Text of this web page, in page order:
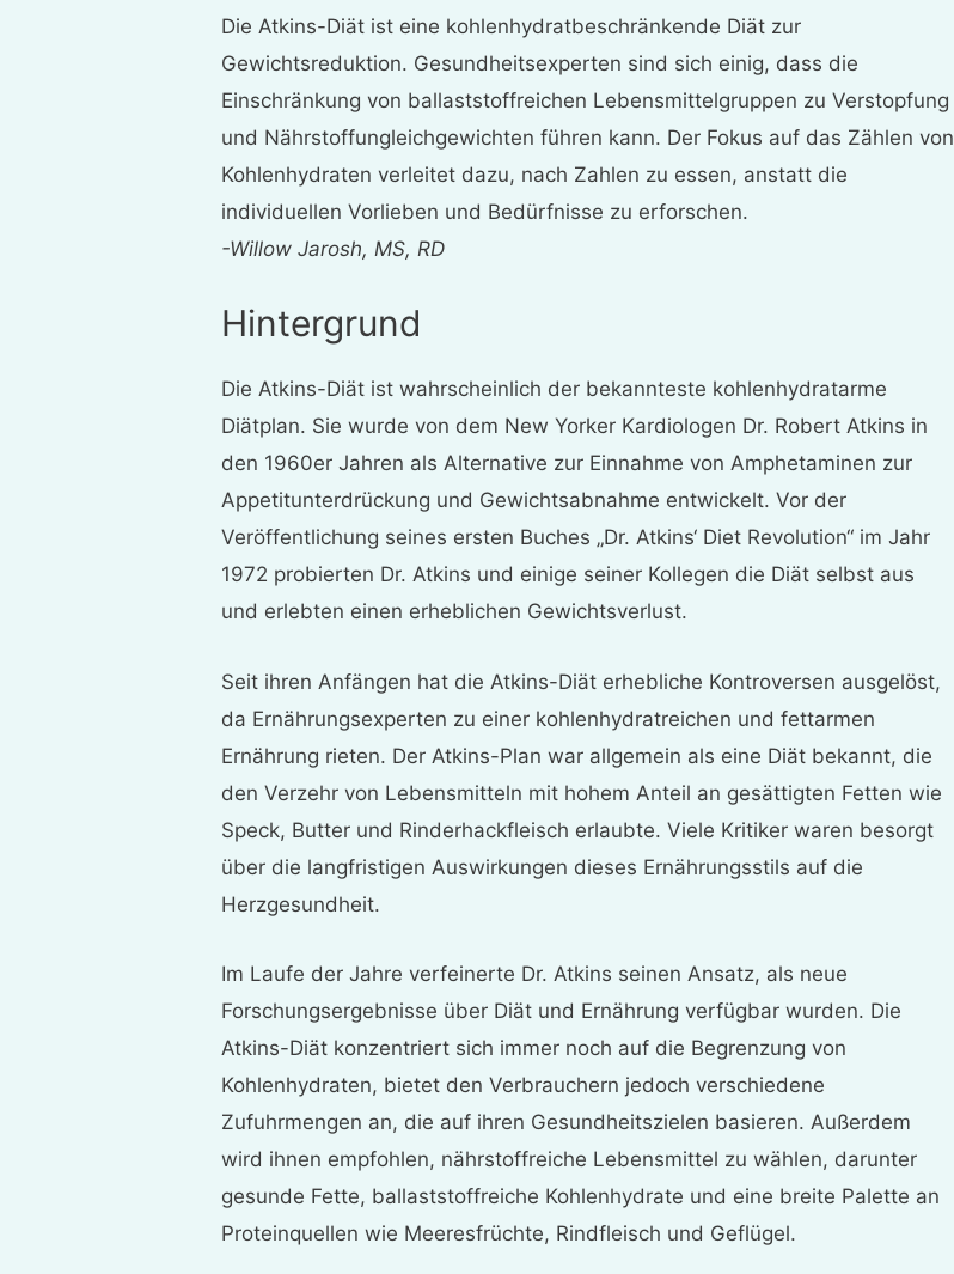
Die Atkins-Diät ist eine kohlenhydratbeschränkende Diät zur
Gewichtsreduktion. Gesundheitsexperten sind sich einig, dass die
Einschränkung von ballaststoffreichen Lebensmittelgruppen zu Verstopfung
und Nährstoffungleichgewichten führen kann. Der Fokus auf das Zählen von
Kohlenhydraten verleitet dazu, nach Zahlen zu essen, anstatt die
individuellen Vorlieben und Bedürfnisse zu erforschen.
-Willow Jarosh, MS, RD
Hintergrund
Die Atkins-Diät ist wahrscheinlich der bekannteste kohlenhydratarme
Diätplan. Sie wurde von dem New Yorker Kardiologen Dr. Robert Atkins in
den 1960er Jahren als Alternative zur Einnahme von Amphetaminen zur
Appetitunterdrückung und Gewichtsabnahme entwickelt. Vor der
Veröffentlichung seines ersten Buches „Dr. Atkins‘ Diet Revolution“ im Jahr
1972 probierten Dr. Atkins und einige seiner Kollegen die Diät selbst aus
und erlebten einen erheblichen Gewichtsverlust.
Seit ihren Anfängen hat die Atkins-Diät erhebliche Kontroversen ausgelöst,
da Ernährungsexperten zu einer kohlenhydratreichen und fettarmen
Ernährung rieten. Der Atkins-Plan war allgemein als eine Diät bekannt, die
den Verzehr von Lebensmitteln mit hohem Anteil an gesättigten Fetten wie
Speck, Butter und Rinderhackfleisch erlaubte. Viele Kritiker waren besorgt
über die langfristigen Auswirkungen dieses Ernährungsstils auf die
Herzgesundheit.
Im Laufe der Jahre verfeinerte Dr. Atkins seinen Ansatz, als neue
Forschungsergebnisse über Diät und Ernährung verfügbar wurden. Die
Atkins-Diät konzentriert sich immer noch auf die Begrenzung von
Kohlenhydraten, bietet den Verbrauchern jedoch verschiedene
Zufuhrmengen an, die auf ihren Gesundheitszielen basieren. Außerdem
wird ihnen empfohlen, nährstoffreiche Lebensmittel zu wählen, darunter
gesunde Fette, ballaststoffreiche Kohlenhydrate und eine breite Palette an
Proteinquellen wie Meeresfrüchte, Rindfleisch und Geflügel.